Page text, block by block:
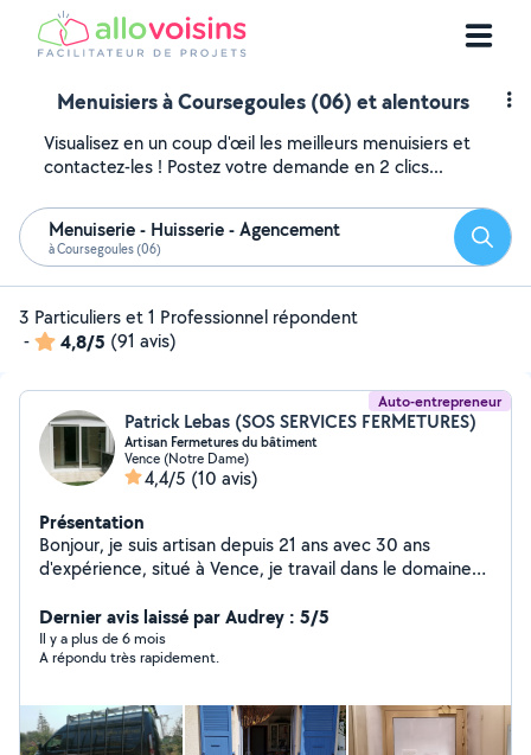
Menuisiers à Coursegoules (06) et alentours
Visualisez en un coup d'œil les meilleurs menuisiers et
contactez-les ! Postez votre demande en 2 clics...
Menuiserie - Huisserie - Agencement
à Coursegoules (06)
3 Particuliers et 1 Professionnel répondent
-
4,8/5 (91 avis)
Auto-entrepreneur
Patrick Lebas (SOS SERVICES FERMETURES)
Artisan Fermetures du bâtiment
Vence (Notre Dame)
4,4/5 (10 avis)
Présentation
Bonjour, je suis artisan depuis 21 ans avec 30 ans
d'expérience, situé à Vence, je travail dans le domaine
volets roulant - serrures de portes - roulettes de
fenêtres coulissantes aluminium - Moustiquaires...
Produits de qualités et fournisseurs de la région.
Dernier avis laissé par Audrey : 5/5
Il y a plus de 6 mois
A répondu très rapidement.